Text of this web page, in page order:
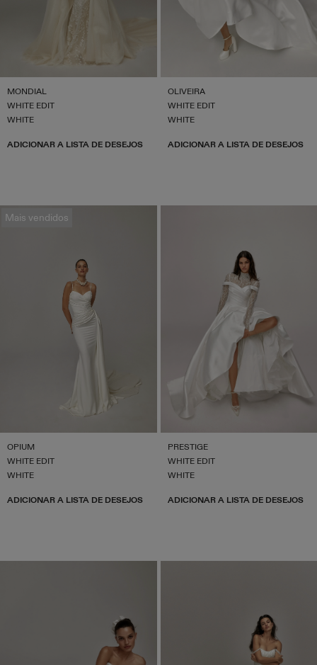
MONDIAL
WHITE EDIT
WHITE
ADICIONAR A LISTA DE DESEJOS
OLIVEIRA
WHITE EDIT
WHITE
ADICIONAR A LISTA DE DESEJOS
Mais vendidos
OPIUM
WHITE EDIT
WHITE
ADICIONAR A LISTA DE DESEJOS
PRESTIGE
WHITE EDIT
WHITE
ADICIONAR A LISTA DE DESEJOS